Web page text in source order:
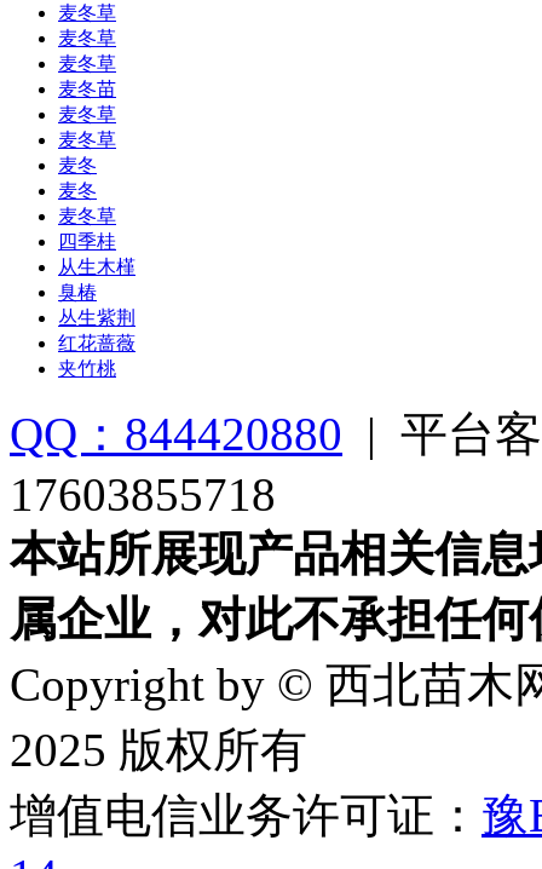
麦冬草
麦冬草
麦冬草
麦冬苗
麦冬草
麦冬草
麦冬
麦冬
麦冬草
四季桂
从生木槿
臭椿
丛生紫荆
红花蔷薇
夹竹桃
QQ：844420880 | 平台
17603855718
本站所展现产品相关信
属企业，对此不承担任
Copyright by © 西北苗木
2025 版权所有
增值电信业务许可证： 豫